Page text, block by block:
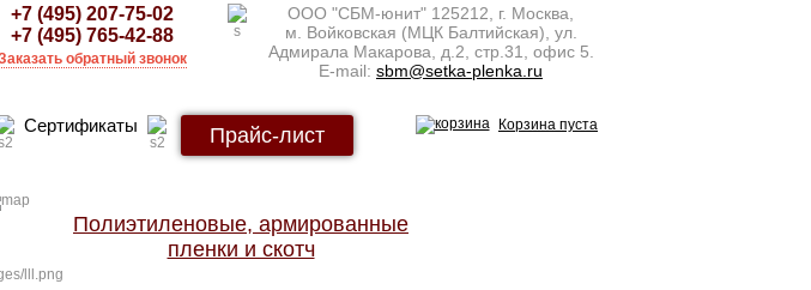
+7 (495) 207-75-02
+7 (495) 765-42-88
обратный звонок
ООО "СБМ-юнит" 125212 г. Москва
м. Войковская (МЦК Балтийская), ул.
Адмирала Макарова, д.2, стр.31, офис 5.
E-mail: sbm@setka-plenka.ru
Сертификаты Прайс-лист Корзина пуста
Полиэтиленовые, армированные
пленки и скотч